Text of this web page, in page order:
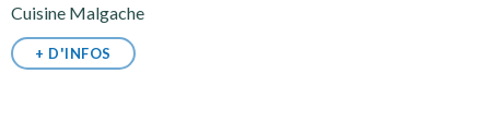
Cuisine Malgache
+ D'INFOS